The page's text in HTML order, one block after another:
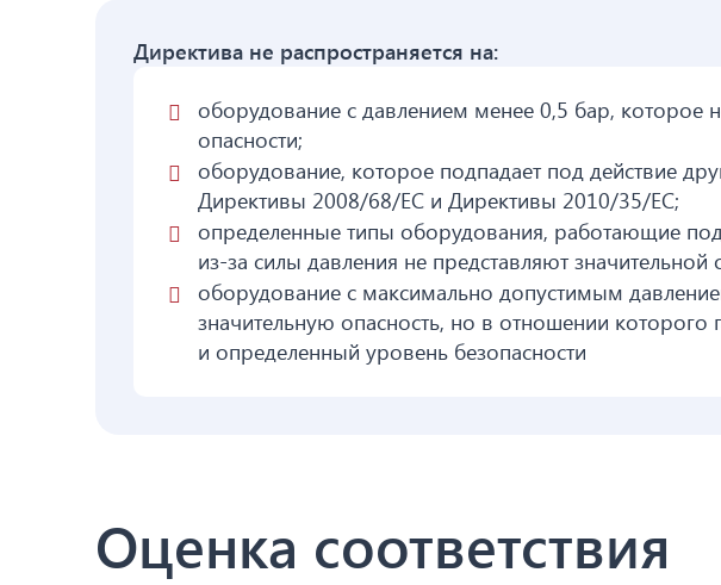
Директива не распространяется на:
оборудование с давлением менее 0,5 бар, которое
опасности;
оборудование, которое подпадает под действие
Директивы 2008/68/ЕС и Директивы 2010/35/ЕС;
определенные типы оборудования, работающие
из-за силы давления не представляют значительной
оборудование с максимально допустимым
значительную опасность, но в отношении
и определенный уровень безопасности
Оценка соответствия